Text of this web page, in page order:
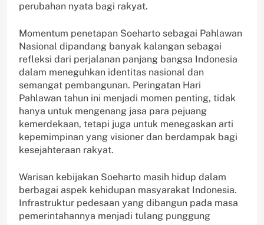
perubahan nyata bagi rakyat.
Momentum penetapan Soeharto sebagai Pahlawan
Nasional dipandang banyak kalangan sebagai
refleksi dari perjalanan panjang bangsa Indonesia
dalam meneguhkan identitas nasional dan
semangat pembangunan. Peringatan Hari
Pahlawan tahun ini menjadi momen penting, tidak
hanya untuk mengenang jasa para pejuang
kemerdekaan, tetapi juga untuk menegaskan arti
kepemimpinan yang visioner dan berdampak bagi
kesejahteraan rakyat.
Warisan kebijakan Soeharto masih hidup dalam
berbagai aspek kehidupan masyarakat Indonesia.
Infrastruktur pedesaan yang dibangun pada masa
pemerintahannya menjadi tulang punggung